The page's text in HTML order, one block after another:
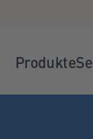
Produkte